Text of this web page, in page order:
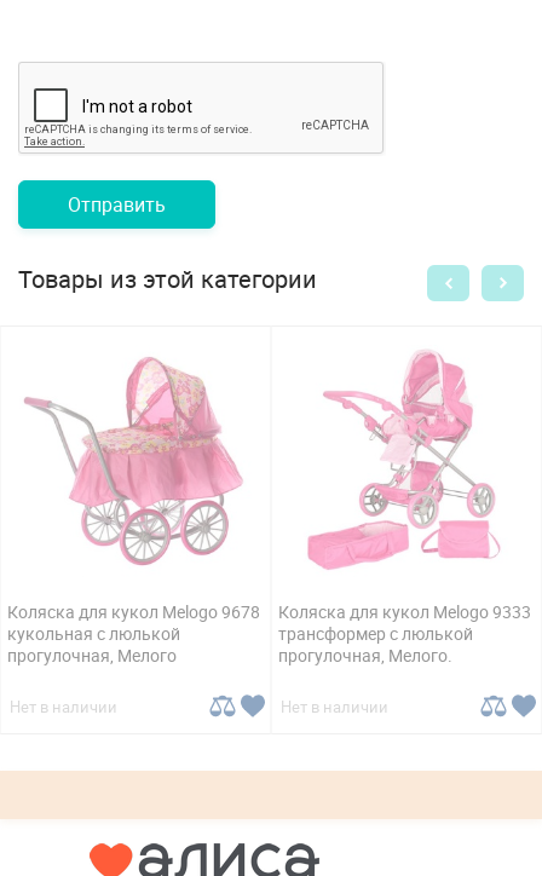
Отправить
Товары из этой категории
Коляска для кукол Melogo 9678
кукольная с люлькой
прогулочная, Мелого
Нет в наличии
Коляска для кукол Melogo 9333
трансформер с люлькой
прогулочная, Мелого.
Нет в наличии